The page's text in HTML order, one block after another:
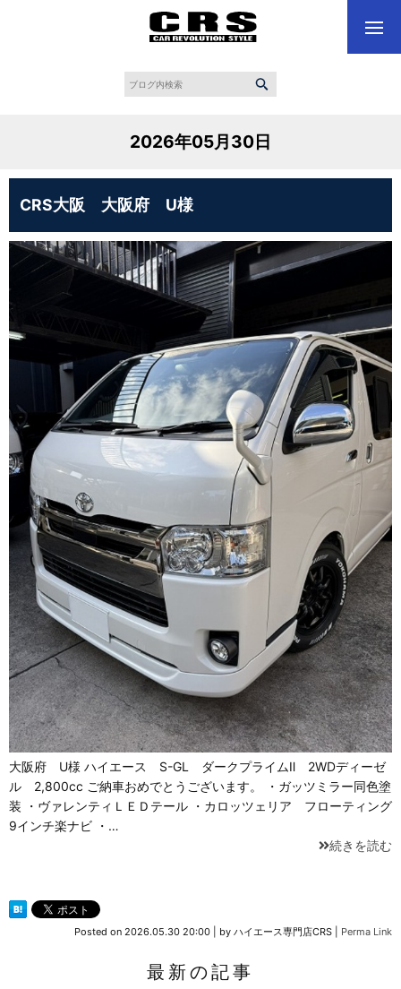
2026年05月30日
CRS大阪 大阪府 U様
大阪府 U様 ハイエース S-GL ダークプライムⅡ 2WDディーゼ
ル 2,800cc ご納車おめでとうございます。 ・ガッツミラー同色塗
装 ・ヴァレンティＬＥＤテール ・カロッツェリア フローティング
9インチ楽ナビ ・…
続きを読む
Posted on 2026.05.30 20:00 by ハイエース専門店CRS Perma Link
最新の記事